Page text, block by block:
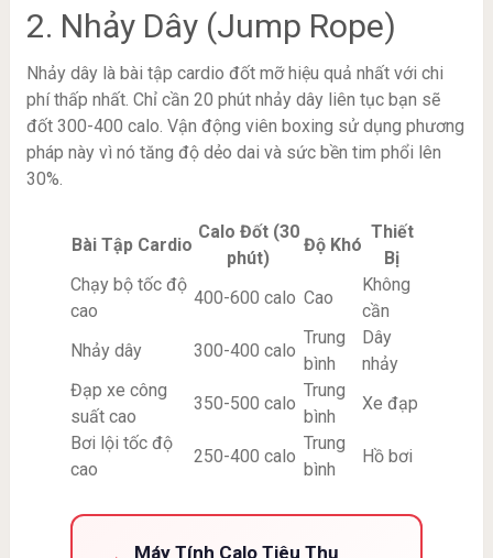
2. Nhảy Dây (Jump Rope)
Nhảy dây là bài tập cardio đốt mỡ hiệu quả nhất với chi
phí thấp nhất. Chỉ cần 20 phút nhảy dây liên tục bạn sẽ
đốt 300-400 calo. Vận động viên boxing sử dụng phương
pháp này vì nó tăng độ dẻo dai và sức bền tim phổi lên
30%.
Bài Tập Cardio
Calo Đốt (30
phút)
Độ Khó
Thiết
Bị
Chạy bộ tốc độ
cao
400-600 calo Cao
Không
cần
Nhảy dây
300-400 calo
Trung
bình
Dây
nhảy
Đạp xe công
suất cao
350-500 calo
Trung
bình
Xe đạp
Bơi lội tốc độ
cao
250-400 calo
Trung
bình
Hồ bơi
Máy Tính Calo Tiêu Thụ